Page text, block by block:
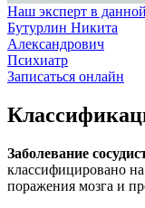
Наш эксперт в
Бутурлин Никита
Александрович
Психиатр
Записаться онлайн
Заболевание
классифицировано
поражения мозга и